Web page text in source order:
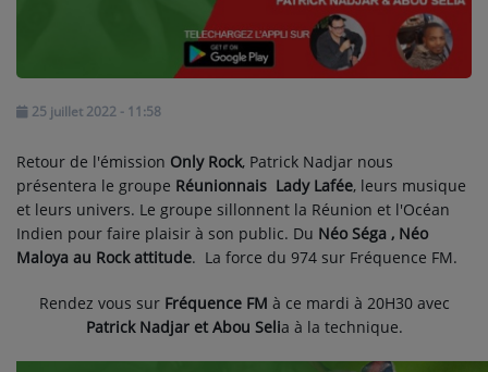
VIDÉOS
Participez
DÉDICACES
JEUX CONCOURS
25 juillet 2022 - 11:58
Retour de l'émission Only Rock, Patrick Nadjar nous
présentera le groupe Réunionnais Lady Lafée, leurs musique
et leurs univers. Le groupe sillonnent la Réunion et l'Océan
Indien pour faire plaisir à son public. Du Néo Séga , Néo
Maloya au Rock attitude. La force du 974 sur Fréquence FM.
Rendez vous sur Fréquence FM à ce mardi à 20H30 avec
Patrick Nadjar et Abou Selia à la technique.